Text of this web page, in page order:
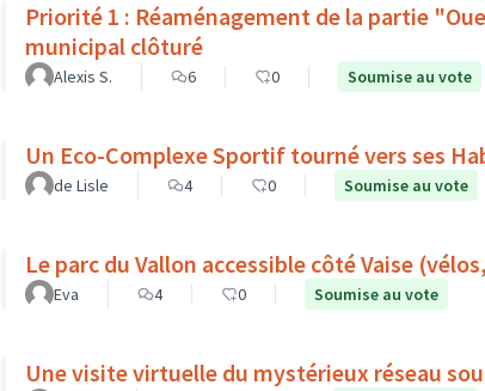
Priorité 1 : Réaménagement de la partie
municipal clôturé
Alexis S. 6 0 Soumise au vote
Un Eco-Complexe Sportif tourné vers ses
de Lisle 4 0 Soumise au vote
Le parc du Vallon accessible côté Vaise
Eva 4 0 Soumise au vote
Une visite virtuelle du mystérieux réseau